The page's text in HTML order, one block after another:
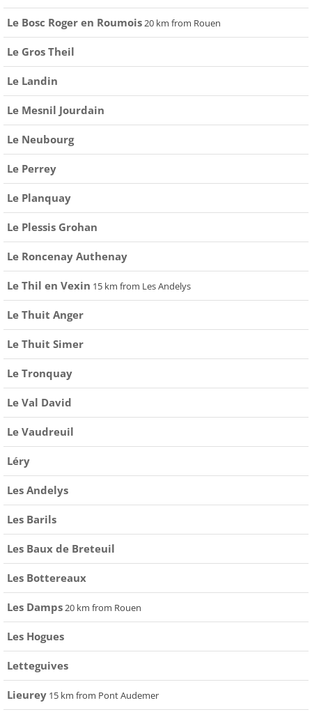
Le Bosc Roger en Roumois20 km from Rouen
Le Gros Theil
Le Landin
Le Mesnil Jourdain
Le Neubourg
Le Perrey
Le Planquay
Le Plessis Grohan
Le Roncenay Authenay
Le Thil en Vexin 15 km from Les Andelys
Le Thuit Anger
Le Thuit Simer
Le Tronquay
Le Val David
Le Vaudreuil
Léry
Les Andelys
Les Barils
Les Baux de Breteuil
Les Bottereaux
Les Damps20 km from Rouen
Les Hogues
Letteguives
Lieurey 15 km from Pont Audemer